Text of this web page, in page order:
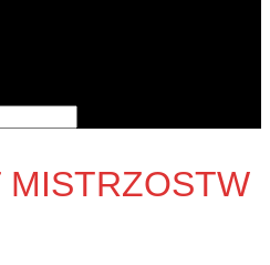
MISTRZOSTW